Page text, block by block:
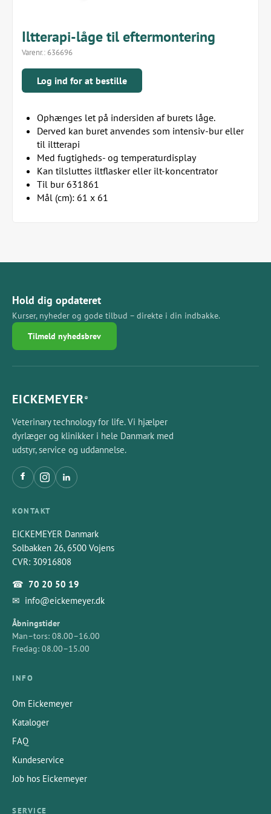
Iltterapi-låge til eftermontering
Varenr.: 636696
Log ind for at bestille
Ophænges let på indersiden af burets låge.
Derved kan buret anvendes som intensiv-bur eller
til iltterapi
Med fugtigheds- og temperaturdisplay
Kan tilsluttes iltflasker eller ilt-koncentrator
Til bur 631861
Mål (cm): 61 x 61
Hold dig opdateret
Kurser, nyheder og gode tilbud – direkte i din indbakke.
Tilmeld nyhedsbrev
EICKEMEYER®
Veterinary technology for life. Vi hjælper
dyrlæger og klinikker i hele Danmark med
udstyr, service og uddannelse.
KONTAKT
EICKEMEYER Danmark
Solbakken 26, 6500 Vojens
CVR: 30916808
☎ 70 20 50 19
✉ info@eickemeyer.dk
Åbningstider
Man–tors: 08.00–16.00
Fredag: 08.00–15.00
INFO
Om Eickemeyer
Kataloger
FAQ
Kundeservice
Job hos Eickemeyer
SERVICE